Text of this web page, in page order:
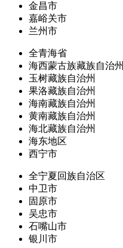
金昌市
嘉峪关市
兰州市
全青海省
海西蒙古族藏族自治州
玉树藏族自治州
果洛藏族自治州
海南藏族自治州
黄南藏族自治州
海北藏族自治州
海东地区
西宁市
全宁夏回族自治区
中卫市
固原市
吴忠市
石嘴山市
银川市